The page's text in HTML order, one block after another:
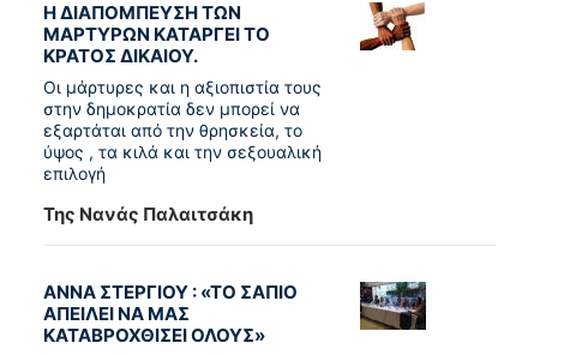
Η ΔΙΑΠΟΜΠΕΥΣΗ ΤΩΝ
ΜΑΡΤΥΡΩΝ ΚΑΤΑΡΓΕΙ ΤΟ
ΚΡΑΤΟΣ ΔΙΚΑΙΟΥ.
Οι μάρτυρες και η αξιοπιστία τους
στην δημοκρατία δεν μπορεί να
εξαρτάται από την θρησκεία, το
ύψος , τα κιλά και την σεξουαλική
επιλογή
Της Νανάς Παλαιτσάκη
ΑΝΝΑ ΣΤΕΡΓΙΟΥ : «ΤΟ ΣΑΠΙΟ
ΑΠΕΙΛΕΙ ΝΑ ΜΑΣ
ΚΑΤΑΒΡΟΧΘΙΣΕΙ ΟΛΟΥΣ»